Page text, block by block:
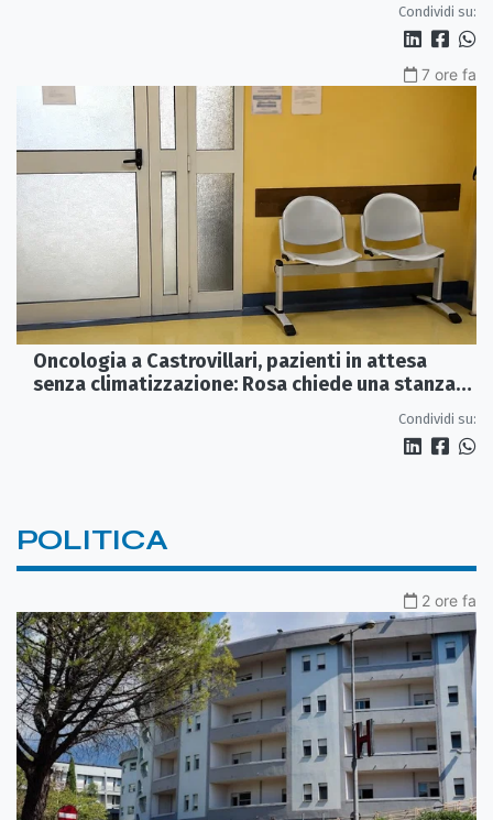
Condividi su:
7 ore fa
Oncologia a Castrovillari, pazienti in attesa
senza climatizzazione: Rosa chiede una stanza
Condividi su:
POLITICA
2 ore fa